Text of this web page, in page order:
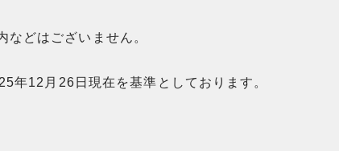
どはございません。
年12月26日現在を基準としております。